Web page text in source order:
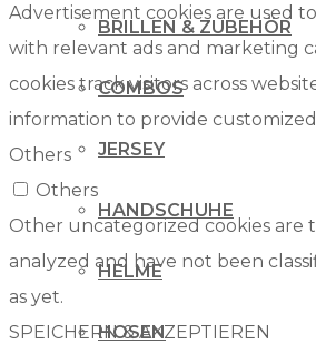
BRILLEN & ZUBEHÖR
COMBOS
JERSEY
HANDSCHUHE
HELME
HOSEN
Advertisement cookies are used
with relevant ads and marketing
cookies track visitors across
information to provide customized
Others
Others
Other uncategorized cookies are
analyzed and have not been
as yet.
SPEICHERN & AKZEPTIEREN